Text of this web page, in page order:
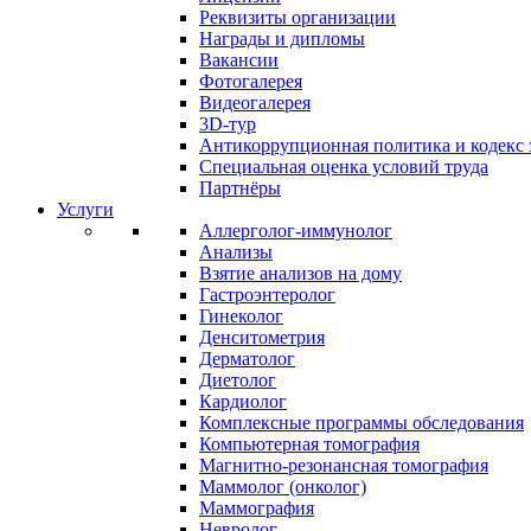
Реквизиты организации
Награды и дипломы
Вакансии
Фотогалерея
Видеогалерея
3D-тур
Антикоррупционная политика и кодекс
Специальная оценка условий труда
Партнёры
Услуги
Аллерголог-иммунолог
Анализы
Взятие анализов на дому
Гастроэнтеролог
Гинеколог
Денситометрия
Дерматолог
Диетолог
Кардиолог
Комплексные программы обследования
Компьютерная томография
Магнитно-резонансная томография
Маммолог (онколог)
Маммография